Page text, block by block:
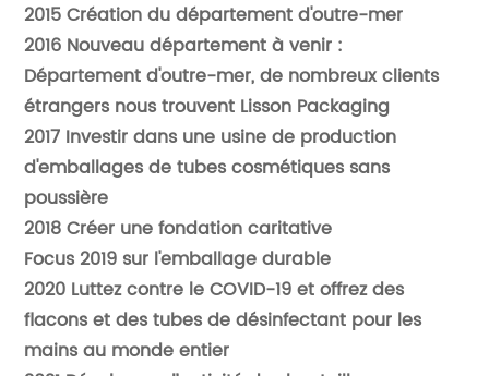
2015 Création du département d'outre-mer
2016 Nouveau département à venir :
Département d'outre-mer, de nombreux clients
étrangers nous trouvent Lisson Packaging
2017 Investir dans une usine de production
d'emballages de tubes cosmétiques sans
poussière
2018 Créer une fondation caritative
Focus 2019 sur l'emballage durable
2020 Luttez contre le COVID-19 et offrez des
flacons et des tubes de désinfectant pour les
mains au monde entier